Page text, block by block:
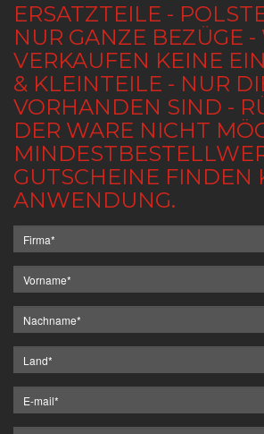
ERSATZTEILE -
NUR GANZE BEZÜGE -
VERKAUFEN KEINE
& KLEINTEILE - NUR
VORHANDEN SIND -
DER WARE NICHT
GUTSCHEINE FINDEN
ANWENDUNG.